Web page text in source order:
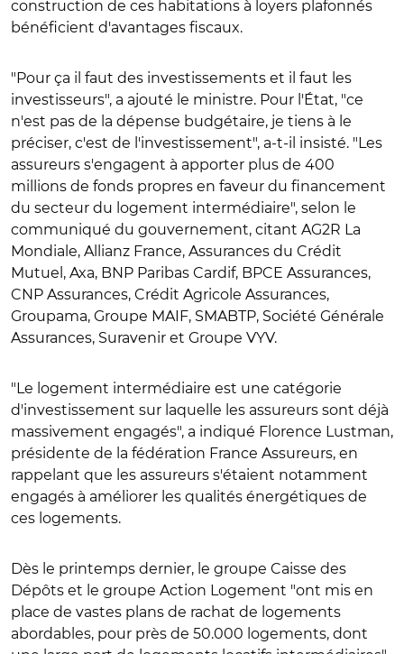
construction de ces habitations à loyers plafonnés
bénéficient d'avantages fiscaux.
"Pour ça il faut des investissements et il faut les
investisseurs", a ajouté le ministre. Pour l'État, "ce
n'est pas de la dépense budgétaire, je tiens à le
préciser, c'est de l'investissement", a-t-il insisté. "Les
assureurs s'engagent à apporter plus de 400
millions de fonds propres en faveur du financement
du secteur du logement intermédiaire", selon le
communiqué du gouvernement, citant AG2R La
Mondiale, Allianz France, Assurances du Crédit
Mutuel, Axa, BNP Paribas Cardif, BPCE Assurances,
CNP Assurances, Crédit Agricole Assurances,
Groupama, Groupe MAIF, SMABTP, Société Générale
Assurances, Suravenir et Groupe VYV.
"Le logement intermédiaire est une catégorie
d'investissement sur laquelle les assureurs sont déjà
massivement engagés", a indiqué Florence Lustman,
présidente de la fédération France Assureurs, en
rappelant que les assureurs s'étaient notamment
engagés à améliorer les qualités énergétiques de
ces logements.
Dès le printemps dernier, le groupe Caisse des
Dépôts et le groupe Action Logement "ont mis en
place de vastes plans de rachat de logements
abordables, pour près de 50.000 logements, dont